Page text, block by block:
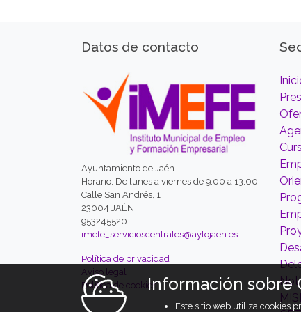
Datos de contacto
Ayuntamiento de Jaén
Horario: De lunes a viernes de 9:00 a 13:00
Calle San Andrés, 1
23004 JAÉN
953245520
imefe_servicioscentrales@aytojaen.es
Política de privacidad
Aviso legal
Política de cookiesInformación sobre
Este sitio web utiliza cookies